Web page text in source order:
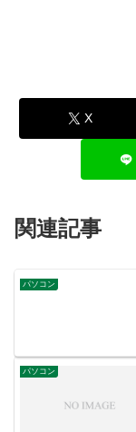
X
関連記事
パソコン
パソコン